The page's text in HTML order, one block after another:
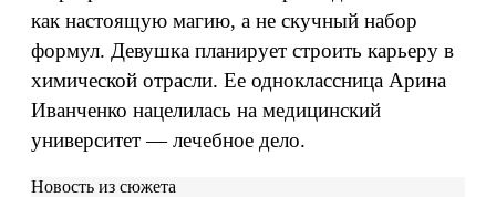
как настоящую магию, а не скучный набор
формул. Девушка планирует строить карьеру в
химической отрасли. Ее одноклассница Арина
Иванченко нацелилась на медицинский
университет — лечебное дело.
Новость из сюжета